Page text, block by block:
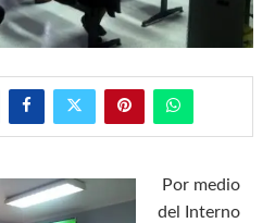
Por medio
del Interno